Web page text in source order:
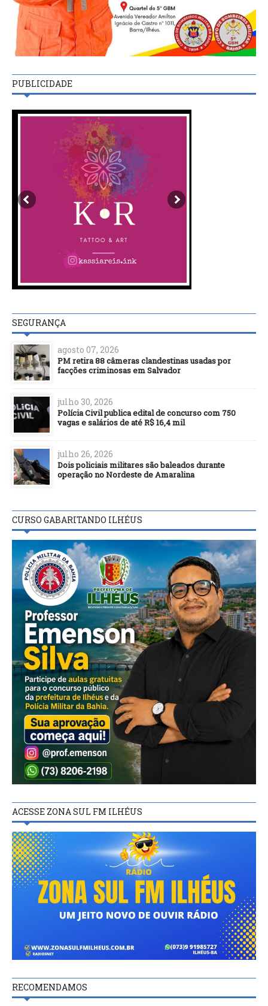
PUBLICIDADE
SEGURANÇA
agosto 07, 2026
PM retira 88 câmeras clandestinas usadas por
facções criminosas em Salvador
julho 30, 2026
Polícia Civil publica edital de concurso com 750
vagas e salários de até R$ 16,4 mil
julho 26, 2026
Dois policiais militares são baleados durante
operação no Nordeste de Amaralina
CURSO GABARITANDO ILHÉUS
ACESSE ZONA SUL FM ILHÉUS
RECOMENDAMOS